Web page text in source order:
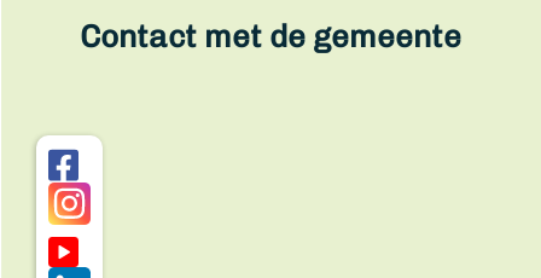
Contact met de gemeente